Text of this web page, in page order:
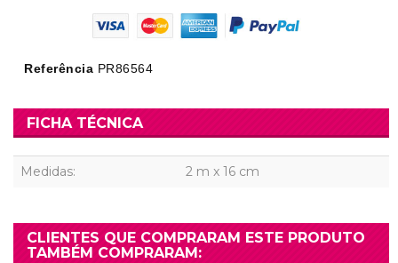
Referência PR86564
FICHA TÉCNICA
Medidas: 2 m x 16 cm
CLIENTES QUE COMPRARAM ESTE PRODUTO
TAMBÉM COMPRARAM: